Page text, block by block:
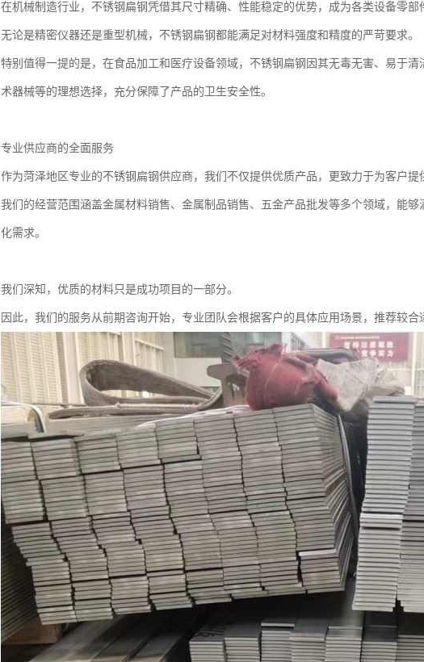
在机械制造行业，不锈钢扁钢凭借其尺寸精确、性能稳定的优势，成为各类设备零
无论是精密仪器还是重型机械，不锈钢扁钢都能满足对材料强度和精度的严苛要求。
特别值得一提的是，在食品加工和医疗设备领域，不锈钢扁钢因其无毒无害、易于
术器械等的理想选择，充分保障了产品的卫生安全性。
专业供应商的全面服务
作为菏泽地区专业的不锈钢扁钢供应商，我们不仅提供优质产品，更致力于为客户提
我们的经营范围涵盖金属材料销售、金属制品销售、五金产品批发等多个领域，能
化需求。
我们深知，优质的材料只是成功项目的一部分。
因此，我们的服务从前期咨询开始，专业团队会根据客户的具体应用场景，推荐较